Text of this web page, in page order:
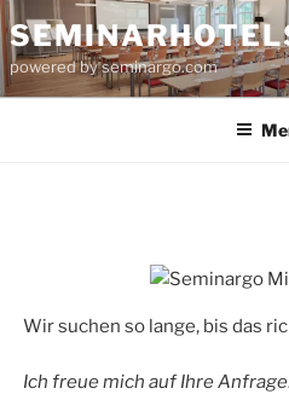
Skip
to
content
powered by seminargo.com
Wir suchen so lange, bis das
Ich freue mich auf Ihre